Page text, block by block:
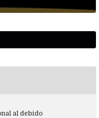
al debido